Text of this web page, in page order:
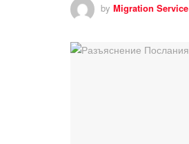
by Migration Service